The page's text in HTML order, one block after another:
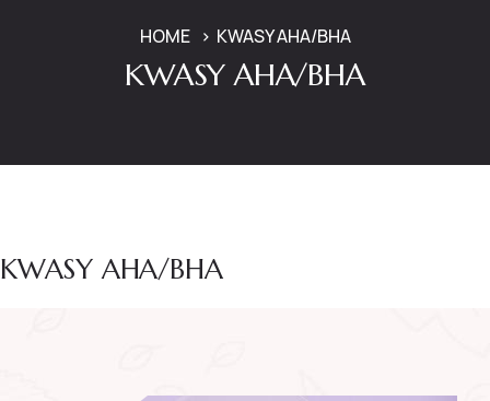
HOME KWASY AHA/BHA
KWASY AHA/BHA
KWASY AHA/BHA